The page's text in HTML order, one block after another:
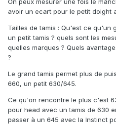
On peux mesurer une fois le
avoir un ecart pour le petit doight
Tailles de tamis : Qu'est ce qu'un
un petit tamis ? quels sont les
quelles marques ? Quels
?
Le grand tamis permet plus de
660, un petit 630/645.
Ce qu'on rencontre le plus c'est
pour head avec un tamis de 630
passer à un 645 avec la Instinct